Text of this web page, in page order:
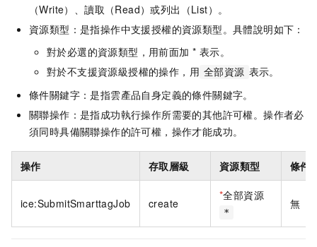
（Write）、讀取（Read）或列出（List）。
資源類型：是指操作中支援授權的資源類型。具體說明如下：
對於必選的資源類型，用前面加 * 表示。
對於不支援資源級授權的操作，用 全部資源 表示。
條件關鍵字：是指雲產品自身定義的條件關鍵字。
關聯操作：是指成功執行操作所需要的其他許可權。操作者必
須同時具備關聯操作的許可權，操作才能成功。
操作 存取層級 資源類型 條件
ice:SubmitSmarttagJob create
*全部資源
*
無